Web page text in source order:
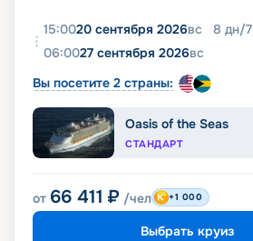
15:0020 сентября 2026вс 8 дн/7
06:0027 сентября 2026вс
Вы посетите 2 страны:
Oasis of the Seas
СТАНДАРТ
от 66 411 ₽ /чел +1 000
Выбрать круиз